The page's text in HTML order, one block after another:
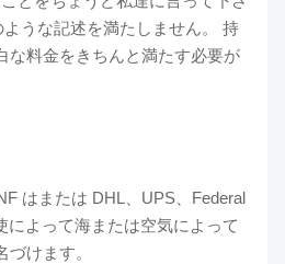
うな記述を満たしません。 持
な料金をきちんと満たす必要が
はまたは DHL、UPS、Federal
によって海または空気によって
けます。